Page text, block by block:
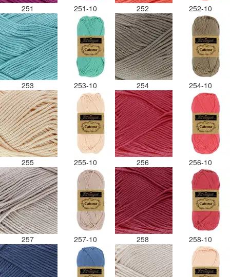
251 251-10 252 252-10
253 253-10 254 254-10
255 255-10 256 256-10
257 257-10 258 258-10